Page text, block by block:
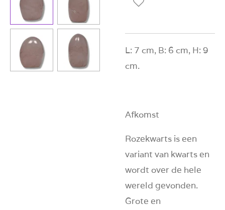
L: 7 cm, B: 6 cm, H: 9
cm.
Afkomst
Rozekwarts is een
variant van kwarts en
wordt over de hele
wereld gevonden.
Grote en